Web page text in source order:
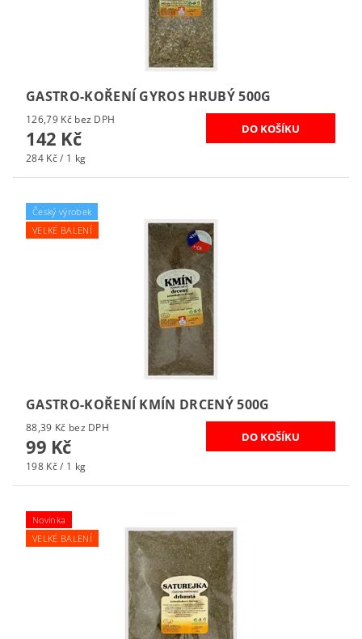
GASTRO-KOŘENÍ GYROS HRUBÝ 500G
126,79 Kč bez DPH
142 Kč
284 Kč / 1 kg
Český výrobek
VELKÉ BALENÍ
GASTRO-KOŘENÍ KMÍN DRCENÝ 500G
88,39 Kč bez DPH
99 Kč
198 Kč / 1 kg
Novinka
VELKÉ BALENÍ